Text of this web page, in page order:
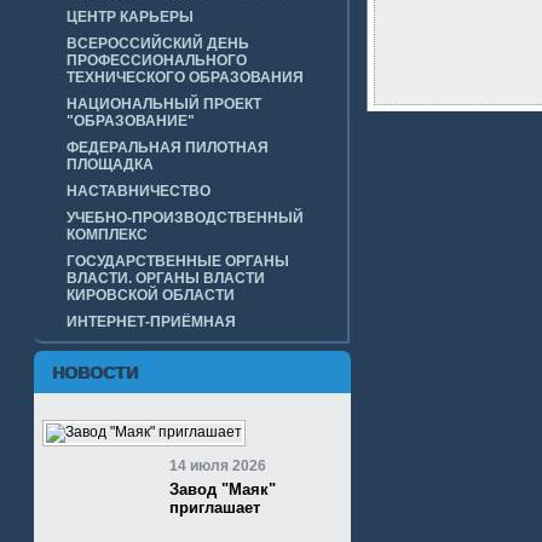
ЦЕНТР КАРЬЕРЫ
ВСЕРОССИЙСКИЙ ДЕНЬ
ПРОФЕССИОНАЛЬНОГО
ТЕХНИЧЕСКОГО ОБРАЗОВАНИЯ
НАЦИОНАЛЬНЫЙ ПРОЕКТ
"ОБРАЗОВАНИЕ"
ФЕДЕРАЛЬНАЯ ПИЛОТНАЯ
ПЛОЩАДКА
НАСТАВНИЧЕСТВО
УЧЕБНО-ПРОИЗВОДСТВЕННЫЙ
КОМПЛЕКС
ГОСУДАРСТВЕННЫЕ ОРГАНЫ
ВЛАСТИ. ОРГАНЫ ВЛАСТИ
КИРОВСКОЙ ОБЛАСТИ
ИНТЕРНЕТ-ПРИЁМНАЯ
НОВОСТИ
14 июля 2026
Завод "Маяк"
приглашает